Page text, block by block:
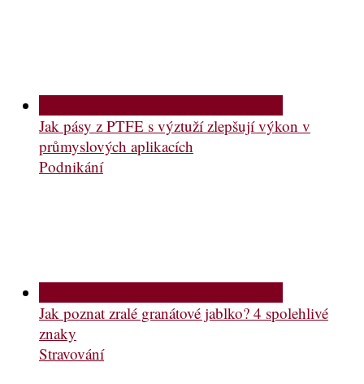
Jak pásy z PTFE s výztuží zlepšují výkon v
průmyslových aplikacích
Podnikání
Jak poznat zralé granátové jablko? 4 spolehlivé
znaky
Stravování